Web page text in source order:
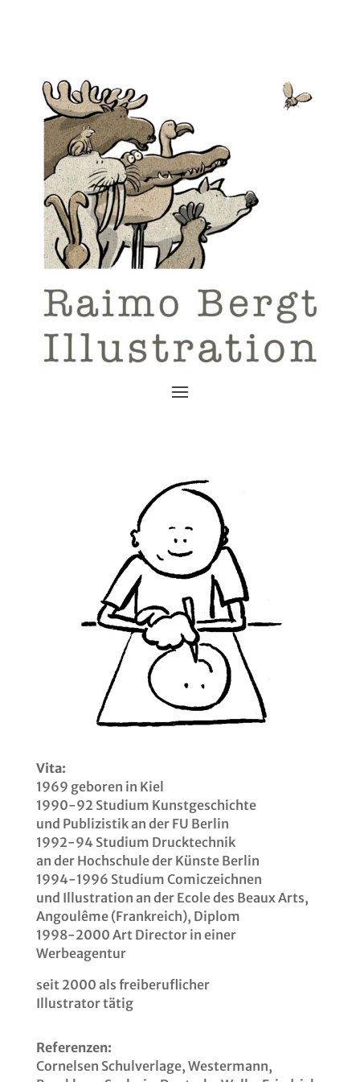
Vita:
1969 geboren in Kiel
1990-92 Studium Kunstgeschichte
und Publizistik an der FU Berlin
1992-94 Studium Drucktechnik
an der Hochschule der Künste Berlin
1994-1996 Studium Comiczeichnen
und Illustration an der Ecole des Beaux Arts,
Angoulême (Frankreich), Diplom
1998-2000 Art Director in einer
Werbeagentur
seit 2000 als freiberuflicher
Illustrator tätig
Referenzen:
Cornelsen Schulverlage, Westermann,